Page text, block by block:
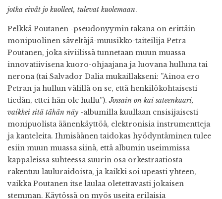
jotka eivät jo kuolleet, tulevat kuolemaan.
Pelkkä Poutanen -pseudonyymin takana on erittäin
monipuolinen säveltäjä-muusikko-taiteilija Petra
Poutanen, joka siviilissä tunnetaan muun muassa
innovatiivisena kuoro-ohjaajana ja luovana hulluna tai
nerona (tai Salvador Dalia mukaillakseni: ”Ainoa ero
Petran ja hullun välillä on se, että henkilökohtaisesti
tiedän, ettei hän ole hullu”).Jossain on kai sateenkaari,
vaikkei sitä tähän näy -albumilla kuullaan ensisijaisesti
monipuolista äänenkäyttöä, elektronisia instrumentteja
ja kanteleita. Ihmisäänen taidokas hyödyntäminen tulee
esiin muun muassa siinä, että albumin useimmissa
kappaleissa suhteessa suurin osa orkestraatiosta
rakentuu lauluraidoista, ja kaikki soi upeasti yhteen,
vaikka Poutanen itse laulaa oletettavasti jokaisen
stemman. Käytössä on myös useita erilaisia